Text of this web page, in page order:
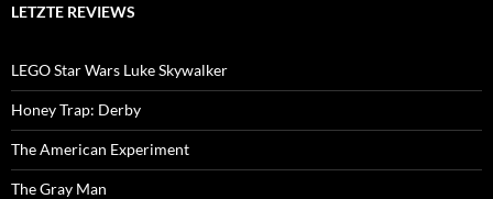
LETZTE REVIEWS
LEGO Star Wars Luke Skywalker
Honey Trap: Derby
The American Experiment
The Gray Man